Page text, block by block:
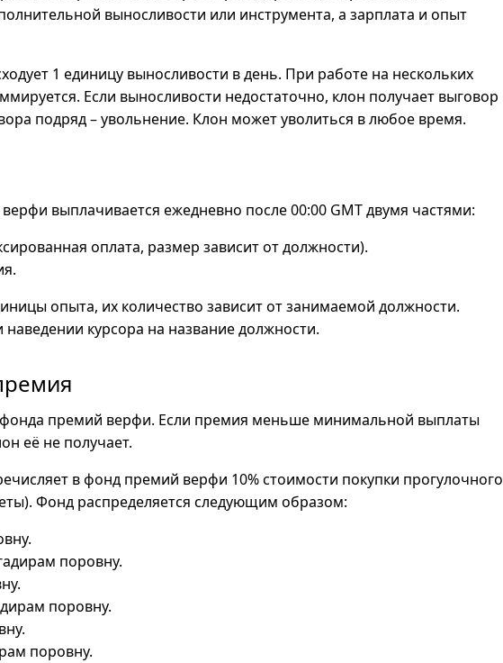
выносливости или инструмента, а зарплата и опыт
1 единицу выносливости в день. При работе на нескольких
Если выносливости недостаточно, клон получает выговор
подряд – увольнение. Клон может уволиться в любое время.
выплачивается ежедневно после 00:00 GMT двумя частями:
оплата, размер зависит от должности).
опыта, их количество зависит от занимаемой должности.
курсора на название должности.
премий верфи. Если премия меньше минимальной выплаты
её не получает.
в фонд премий верфи 10% стоимости покупки прогулочного
Фонд распределяется следующим образом:
поровну.
поровну.
поровну.